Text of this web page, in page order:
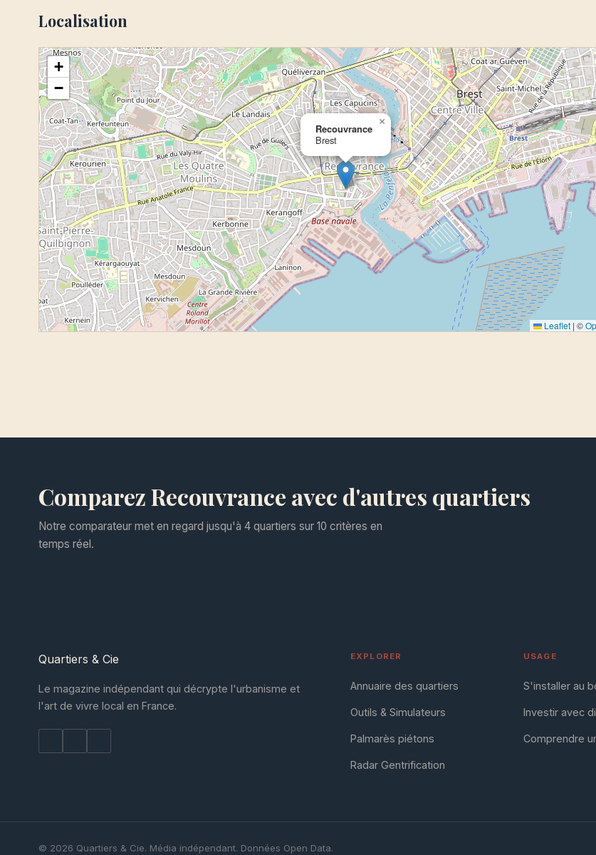
Localisation
Recouvrance
Brest
×
+
−
Leaflet | ©
Comparez Recouvrance avec d'autres quartiers
Notre comparateur met en regard jusqu'à 4 quartiers sur 10 critères en
temps réel.
Quartiers & Cie
Le magazine indépendant qui décrypte l'urbanisme et
l'art de vivre local en France.
EXPLORER
Annuaire des quartiers
Outils & Simulateurs
Palmarès piétons
Radar Gentrification
USAGE
S'installer au
Investir avec
Comprendre
© 2026 Quartiers & Cie. Média indépendant. Données Open Data.